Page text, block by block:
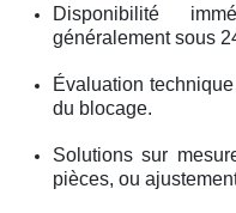
Disponibilité
généralement sous
Évaluation
du blocage.
Solutions sur
pièces, ou